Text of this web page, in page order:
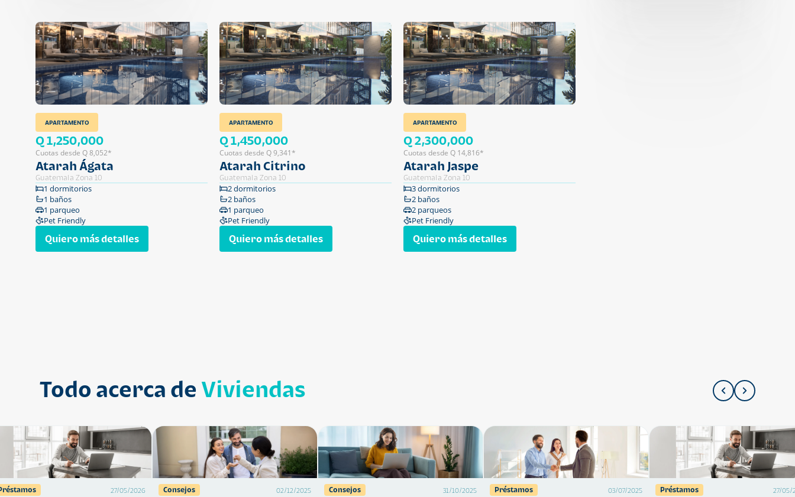
APARTAMENTO
Q 1,250,000
Cuotas desde Q 8,052*
Atarah Ágata
Guatemala Zona 10
1 dormitorios
1 baños
1 parqueo
Pet Friendly
Quiero más detalles
APARTAMENTO
Q 1,450,000
Cuotas desde Q 9,341*
Atarah Citrino
Guatemala Zona 10
2 dormitorios
2 baños
1 parqueo
Pet Friendly
Quiero más detalles
APARTAMENTO
Q 2,300,000
Cuotas desde Q 14,816*
Atarah Jaspe
Guatemala Zona 10
3 dormitorios
2 baños
2 parqueos
Pet Friendly
Quiero más detalles
Todo acerca de Viviendas
27/05/2026 Consejos 02/12/2025 Consejos 31/10/2025 Préstamos 03/07/2025 Préstamos 27/05/